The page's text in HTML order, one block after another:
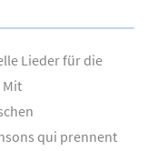
Lieder für die
Mit
qui prennent